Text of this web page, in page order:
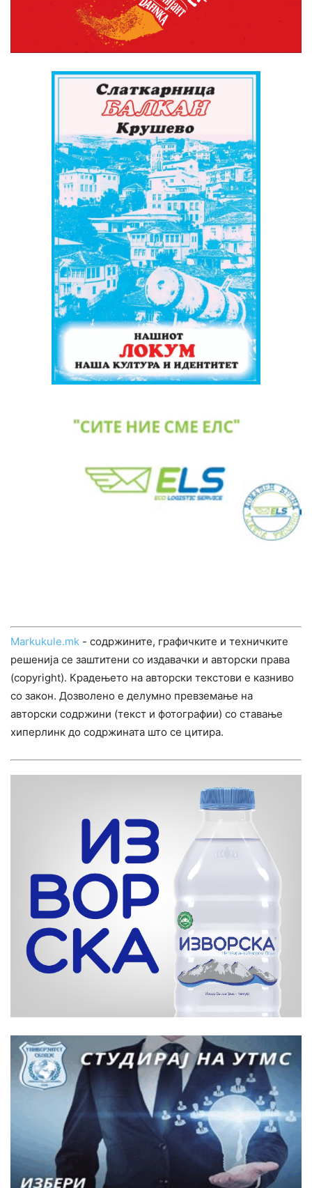
Markukule.mk - содржините, графичките и техничките
решенија се заштитени со издавачки и авторски права
(copyright). Крадењето на авторски текстови е казниво
со закон. Дозволено е делумно превземање на
авторски содржини (текст и фотографии) со ставање
хиперлинк до содржината што се цитира.